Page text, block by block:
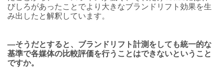
びしろがあったことでより大きなブランドリフト効果を生
み出したと解釈しています。
―そうだとすると、ブランドリフト計測をしても統一的な
基準で各媒体の比較評価を行うことはできないということ
ですか。